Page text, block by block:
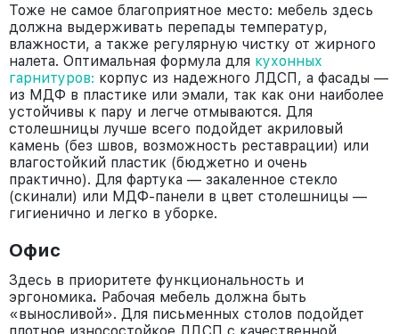
Тоже не самое благоприятное место: мебель здесь
должна выдерживать перепады температур,
влажности, а также регулярную чистку от жирного
налета. Оптимальная формула для кухонных
гарнитуров: корпус из надежного ЛДСП, а фасады —
из МДФ в пластике или эмали, так как они наиболее
устойчивы к пару и легче отмываются. Для
столешницы лучше всего подойдет акриловый
камень (без швов, возможность реставрации) или
влагостойкий пластик (бюджетно и очень
практично). Для фартука — закаленное стекло
(скинали) или МДФ-панели в цвет столешницы —
гигиенично и легко в уборке.
Офис
Здесь в приоритете функциональность и
эргономика. Рабочая мебель должна быть
«выносливой». Для письменных столов подойдет
плотное износостойкое ЛДСП с качественной